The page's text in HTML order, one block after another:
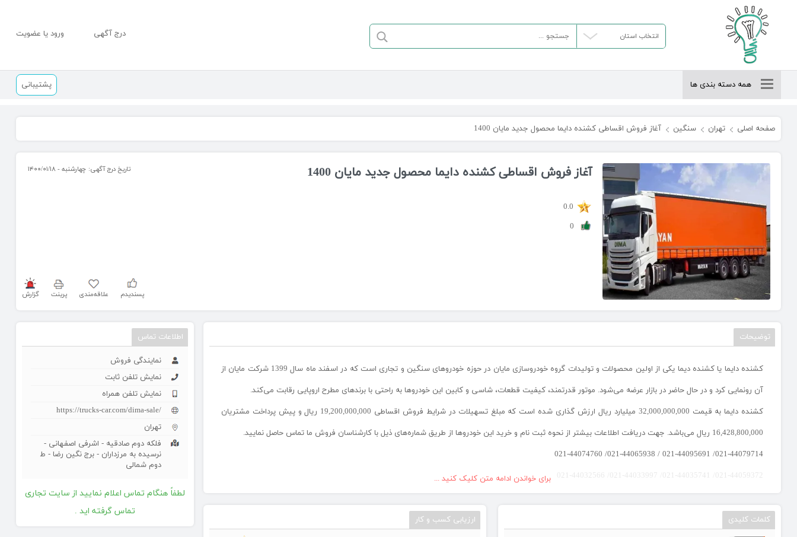
انتخاب استان ورود یا عضویت درج آگهی
همه دسته بندی ها پشتیبانی
صفحه اصلی تهران سنگین آغاز فروش اقساطی کشنده دایما محصول جدید مایان 1400
آغاز فروش اقساطی کشنده دایما محصول جدید مایان 1400 تاریخ درج آگهی: چهارشنبه - ۱۴۰۰/۰۱/۱۸
0.0
0
گزارش پرینت علاقه‌مندی پسندیدم
توضیحات
کشنده دایما یا کشنده دیما یکی از اولین محصولات و تولیدات گروه خودروسازی مایان در حوزه خودروهای سنگین و تجاری است که در اسفند ماه سال 1399 شرکت مایان از
آن رونمایی کرد و در حال حاضر در بازار عرضه می‌شود. موتور قدرتمند، کیفیت قطعات، شاسی و کابین این خودروها به راحتی با برندهای مطرح اروپایی رقابت می‌کند.
کشنده دایما به قیمت 32,000,000,000 میلیارد ریال ارزش گذاری شده است که مبلغ تسهیلات در شرایط فروش اقساطی 19,200,000,000 ریال و پیش پرداخت مشتریان
16,428,800,000 ریال می‌باشد. جهت دریافت اطلاعات بیشتر از نحوه ثبت نام و خرید این خودروها از طریق شماره‌های ذیل با کارشناسان فروش ما تماس حاصل نمایید.
021-44079714/ 021-44095691 / 021-44065938/ 021-44074760
برای خواندن ادامه متن کلیک کنید ...
کلمات کلیدی ارزیابی کسب و کار
اطلاعات تماس
نمایندگی فروش
نمایش تلفن ثابت
نمایش تلفن همراه
https://trucks-car.com/dima-sale/
تهران
فلکه دوم صادقیه - اشرفی اصفهانی -
نرسیده به مرزداران - برج نگین رضا - ط
دوم شمالی
لطفاً هنگام تماس اعلام نمایید از سایت تجاری
تماس گرفته اید .